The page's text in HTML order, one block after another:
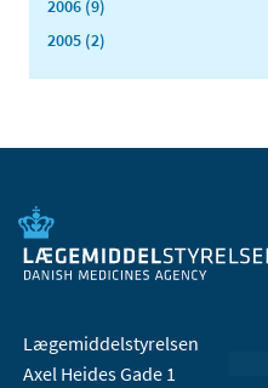
2006 (9)
2005 (2)
Lægemiddelstyrelsen
Axel Heides Gade 1